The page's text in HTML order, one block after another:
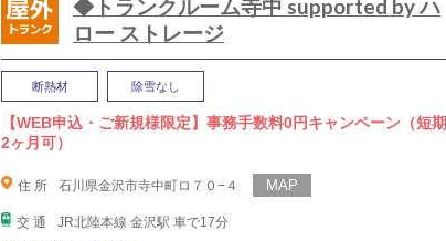
◆トランクルーム寺中 supported by ハ
ロー ストレージ
断熱材 除雪なし
【WEB申込・ご新規様限定】事務手数料0円キャンペーン（短期
2ヶ月可）
住 所 石川県金沢市寺中町ロ７０−４
交 通 JR北陸本線 金沢駅 車で17分